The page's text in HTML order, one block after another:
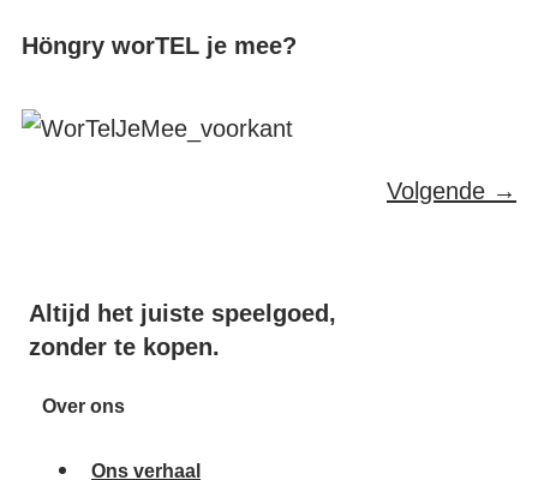
Höngry worTEL je mee?
Volgende →
Altijd het juiste speelgoed,
zonder te kopen.
Over ons
Ons verhaal